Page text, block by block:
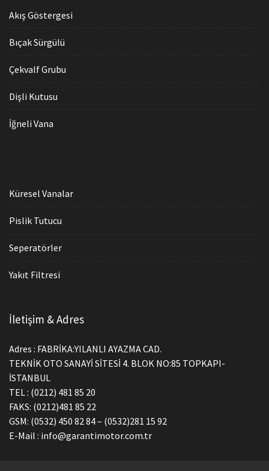
Akış Göstergesi
Bıçak Sürgülü
Çekvalf Grubu
Dişli Kutusu
İğneli Vana
Küresel Vanalar
Pislik Tutucu
Seperatörler
Yakıt Filtresi
İletişim & Adres
Adres : FABRİKA:YILANLI AYAZMA CAD.
TEKNİK OTO SANAYİ SİTESİ 4. BLOK NO:85 TOPKAPI-
İSTANBUL
TEL : (0212) 481 85 20
FAKS: (0212)481 85 22
GSM: (0532) 450 82 84 – (0532)281 15 92
E-Mail : info@garantimotor.com.tr